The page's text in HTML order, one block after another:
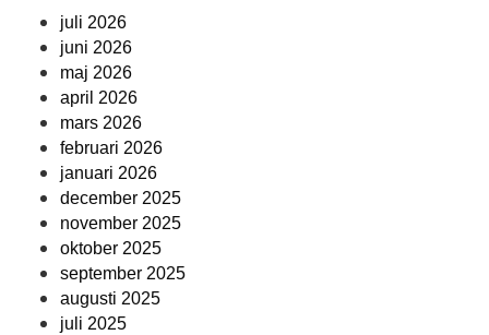
juli 2026
juni 2026
maj 2026
april 2026
mars 2026
februari 2026
januari 2026
december 2025
november 2025
oktober 2025
september 2025
augusti 2025
juli 2025